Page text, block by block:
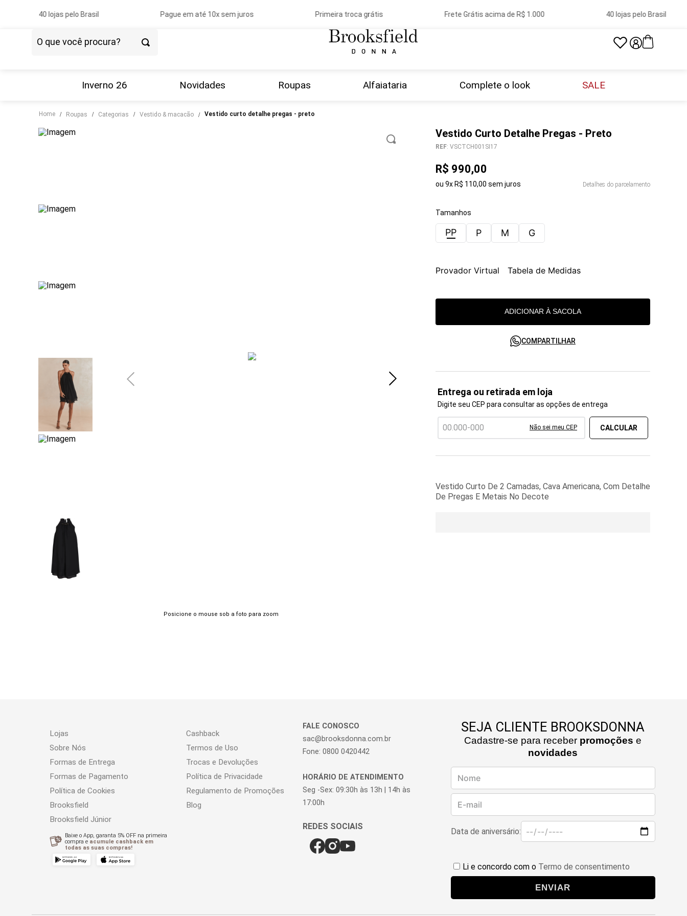
40 lojas pelo Brasil Pague em até 10x sem juros Primeira troca grátis Frete Grátis acima de R$ 1.000 40 lojas pelo Brasil
Inverno 26 Novidades Roupas Alfaiataria Complete o look SALE
Home roupas categorias vestido & macacão vestido curto detalhe pregas - preto
Posicione o mouse sob a foto para zoom
Vestido Curto Detalhe Pregas - Preto
REF: VSCTCH001SI17
R$ 990,00
ou 9x R$ 110,00 sem juros Detalhes do parcelamento
Tamanhos
PP P M G
Provador Virtual Tabela de Medidas
ADICIONAR À SACOLA
COMPARTILHAR
Entrega ou retirada em loja
Digite seu CEP para consultar as opções de entrega
Não sei meu CEP
Vestido Curto De 2 Camadas, Cava Americana, Com Detalhe
De Pregas E Metais No Decote
Lojas
Cashback
Sobre Nós
Termos de Uso
Formas de Entrega
Trocas e Devoluções
Formas de Pagamento
Política de Privacidade
Política de Cookies
Regulamento de Promoções
Brooksfield
Blog
Brooksfield Júnior
Baixe o App, garanta 5% OFF na primeira
compra e acumule cashback em
todas as suas compras!
FALE CONOSCO
sac@brooksdonna.com.br
Fone: 0800 0420442
HORÁRIO DE ATENDIMENTO
Seg -Sex: 09:30h às 13h | 14h às
17:00h
SEJA CLIENTE BROOKSDONNA
Cadastre-se para receber promoções e
novidades
Data de aniversário:
Li e concordo com o Termo de consentimento
ENVIAR
3º
calça
4º
blusa
8º
saia